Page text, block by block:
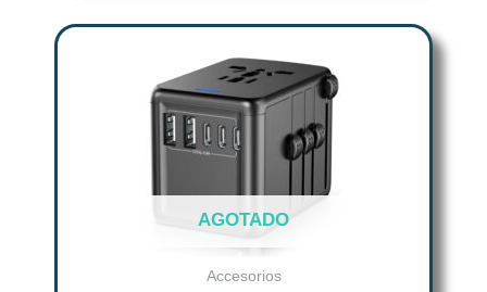
AGOTADO
Accesorios